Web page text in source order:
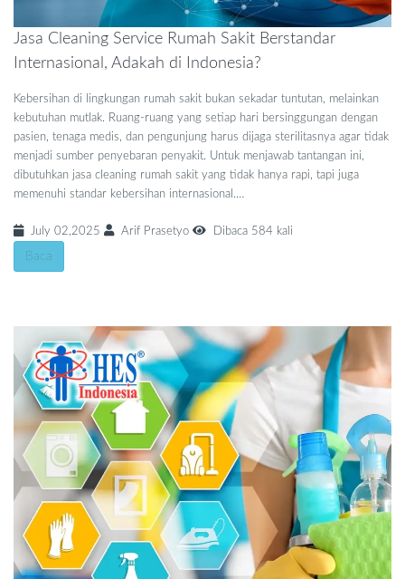
Jasa Cleaning Service Rumah Sakit Berstandar
Internasional, Adakah di Indonesia?
Kebersihan di lingkungan rumah sakit bukan sekadar tuntutan, melainkan
kebutuhan mutlak. Ruang-ruang yang setiap hari bersinggungan dengan
pasien, tenaga medis, dan pengunjung harus dijaga sterilitasnya agar tidak
menjadi sumber penyebaran penyakit. Untuk menjawab tantangan ini,
dibutuhkan jasa cleaning rumah sakit yang tidak hanya rapi, tapi juga
memenuhi standar kebersihan internasional.…
July 02,2025 Arif Prasetyo Dibaca 584 kali
Baca